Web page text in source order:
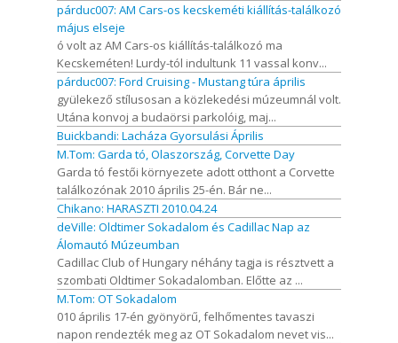
párduc007: AM Cars-os kecskeméti kiállítás-találkozó
május elseje
ó volt az AM Cars-os kiállítás-találkozó ma
Kecskeméten! Lurdy-tól indultunk 11 vassal konv...
párduc007: Ford Cruising - Mustang túra április
gyülekező stílusosan a közlekedési múzeumnál volt.
Utána konvoj a budaörsi parkolóig, maj...
Buickbandi: Lacháza Gyorsulási Április
M.Tom: Garda tó, Olaszország, Corvette Day
Garda tó festői környezete adott otthont a Corvette
találkozónak 2010 április 25-én. Bár ne...
Chikano: HARASZTI 2010.04.24
deVille: Oldtimer Sokadalom és Cadillac Nap az
Álomautó Múzeumban
Cadillac Club of Hungary néhány tagja is résztvett a
szombati Oldtimer Sokadalomban. Előtte az ...
M.Tom: OT Sokadalom
010 április 17-én gyönyörű, felhőmentes tavaszi
napon rendezték meg az OT Sokadalom nevet vis...